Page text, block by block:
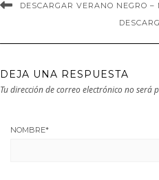
DESCARGAR VERANO NEGRO
DEJA UNA RESPUESTA
Tu dirección de correo electrónico no será
NOMBRE*